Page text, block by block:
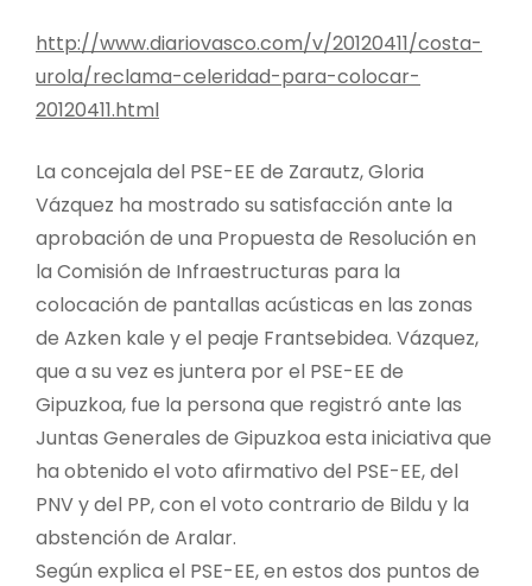
http://www.diariovasco.com/v/20120411/costa-
urola/reclama-celeridad-para-colocar-
20120411.html
La concejala del PSE-EE de Zarautz, Gloria
Vázquez ha mostrado su satisfacción ante la
aprobación de una Propuesta de Resolución en
la Comisión de Infraestructuras para la
colocación de pantallas acústicas en las zonas
de Azken kale y el peaje Frantsebidea. Vázquez,
que a su vez es juntera por el PSE-EE de
Gipuzkoa, fue la persona que registró ante las
Juntas Generales de Gipuzkoa esta iniciativa que
ha obtenido el voto afirmativo del PSE-EE, del
PNV y del PP, con el voto contrario de Bildu y la
abstención de Aralar.
Según explica el PSE-EE, en estos dos puntos de